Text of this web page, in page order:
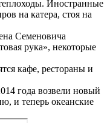
Иностранные
на катера, стоя на
Семеновича
рука», некоторые
кафе, рестораны и
года возвели новый
и теперь океанские